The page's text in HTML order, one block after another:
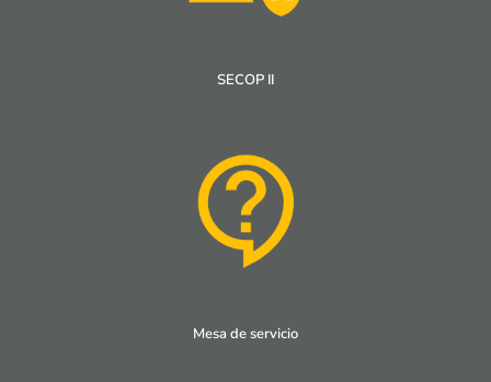
SECOP II
Mesa de servicio